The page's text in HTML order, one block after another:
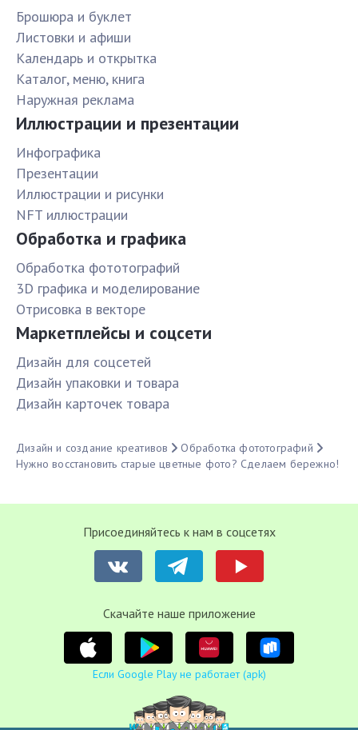
Брошюра и буклет
Листовки и афиши
Календарь и открытка
Каталог, меню, книга
Наружная реклама
Иллюстрации и презентации
Инфографика
Презентации
Иллюстрации и рисунки
NFT иллюстрации
Обработка и графика
Обработка фототографий
3D графика и моделирование
Отрисовка в векторе
Маркетплейсы и соцсети
Дизайн для соцсетей
Дизайн упаковки и товара
Дизайн карточек товара
Дизайн и создание креативов
Обработка фототографий
Нужно восстановить старые цветные фото? Сделаем бережно!
Присоединяйтесь к нам в соцсетях
Cкачайте наше приложение
Если Google Play не работает (apk)